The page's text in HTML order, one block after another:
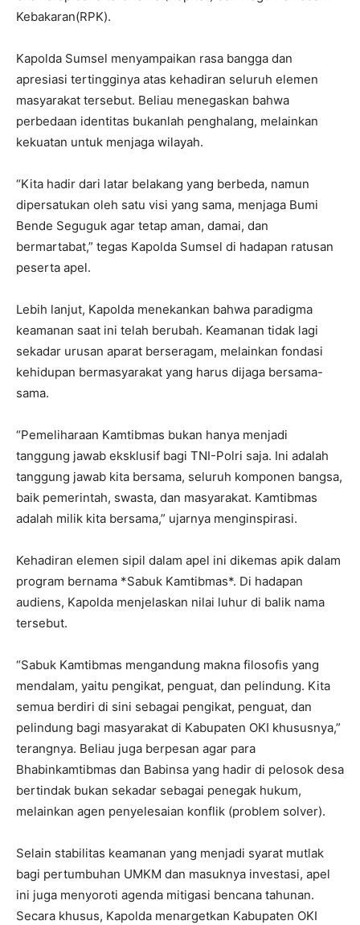
Kebakaran(RPK).
Kapolda Sumsel menyampaikan rasa bangga dan
apresiasi tertingginya atas kehadiran seluruh elemen
masyarakat tersebut. Beliau menegaskan bahwa
perbedaan identitas bukanlah penghalang, melainkan
kekuatan untuk menjaga wilayah.
“Kita hadir dari latar belakang yang berbeda, namun
dipersatukan oleh satu visi yang sama, menjaga Bumi
Bende Seguguk agar tetap aman, damai, dan
bermartabat,” tegas Kapolda Sumsel di hadapan ratusan
peserta apel.
Lebih lanjut, Kapolda menekankan bahwa paradigma
keamanan saat ini telah berubah. Keamanan tidak lagi
sekadar urusan aparat berseragam, melainkan fondasi
kehidupan bermasyarakat yang harus dijaga bersama-
sama.
“Pemeliharaan Kamtibmas bukan hanya menjadi
tanggung jawab eksklusif bagi TNI-Polri saja. Ini adalah
tanggung jawab kita bersama, seluruh komponen bangsa,
baik pemerintah, swasta, dan masyarakat. Kamtibmas
adalah milik kita bersama,” ujarnya menginspirasi.
Kehadiran elemen sipil dalam apel ini dikemas apik dalam
program bernama *Sabuk Kamtibmas*. Di hadapan
audiens, Kapolda menjelaskan nilai luhur di balik nama
tersebut.
“Sabuk Kamtibmas mengandung makna filosofis yang
mendalam, yaitu pengikat, penguat, dan pelindung. Kita
semua berdiri di sini sebagai pengikat, penguat, dan
pelindung bagi masyarakat di Kabupaten OKI khususnya,”
terangnya. Beliau juga berpesan agar para
Bhabinkamtibmas dan Babinsa yang hadir di pelosok desa
bertindak bukan sekadar sebagai penegak hukum,
melainkan agen penyelesaian konflik (problem solver).
Selain stabilitas keamanan yang menjadi syarat mutlak
bagi pertumbuhan UMKM dan masuknya investasi, apel
ini juga menyoroti agenda mitigasi bencana tahunan.
Secara khusus, Kapolda menargetkan Kabupaten OKI